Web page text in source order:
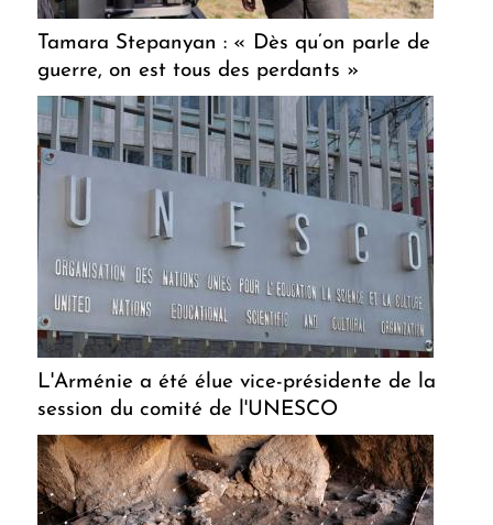
Tamara Stepanyan : « Dès qu’on parle de
guerre, on est tous des perdants »
L'Arménie a été élue vice-présidente de la
session du comité de l'UNESCO